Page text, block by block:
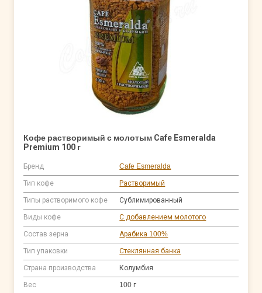
Кофе растворимый с молотым Cafe Esmeralda
Premium 100 г
Бренд Cafe Esmeralda
Тип кофе Растворимый
Типы растворимого кофе Сублимированный
Виды кофе С добавлением молотого
Состав зерна Арабика 100%
Тип упаковки Стеклянная банка
Страна производства Колумбия
Вес 100 г